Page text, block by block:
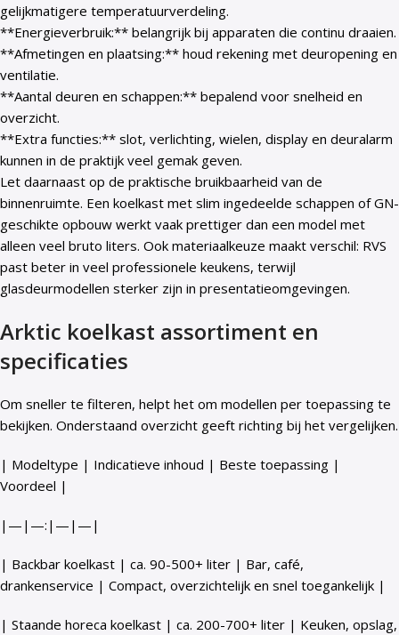
gelijkmatigere temperatuurverdeling.
**Energieverbruik:** belangrijk bij apparaten die continu draaien.
**Afmetingen en plaatsing:** houd rekening met deuropening en
ventilatie.
**Aantal deuren en schappen:** bepalend voor snelheid en
overzicht.
**Extra functies:** slot, verlichting, wielen, display en deuralarm
kunnen in de praktijk veel gemak geven.
Let daarnaast op de praktische bruikbaarheid van de
binnenruimte. Een koelkast met slim ingedeelde schappen of GN-
geschikte opbouw werkt vaak prettiger dan een model met
alleen veel bruto liters. Ook materiaalkeuze maakt verschil: RVS
past beter in veel professionele keukens, terwijl
glasdeurmodellen sterker zijn in presentatieomgevingen.
Arktic koelkast assortiment en
specificaties
Om sneller te filteren, helpt het om modellen per toepassing te
bekijken. Onderstaand overzicht geeft richting bij het vergelijken.
| Modeltype | Indicatieve inhoud | Beste toepassing |
Voordeel |
|—|—:|—|—|
| Backbar koelkast | ca. 90-500+ liter | Bar, café,
drankenservice | Compact, overzichtelijk en snel toegankelijk |
| Staande horeca koelkast | ca. 200-700+ liter | Keuken, opslag,